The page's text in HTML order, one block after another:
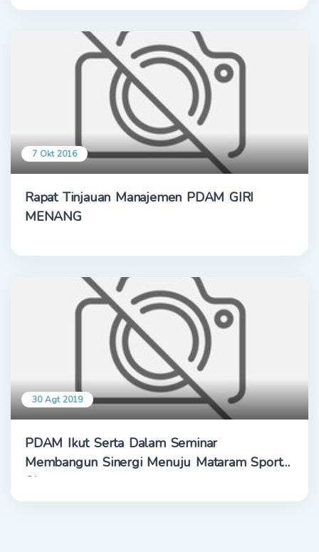
7 Okt 2016
Rapat Tinjauan Manajemen PDAM GIRI
MENANG
30 Agt 2019
PDAM Ikut Serta Dalam Seminar
Membangun Sinergi Menuju Mataram Sport
City